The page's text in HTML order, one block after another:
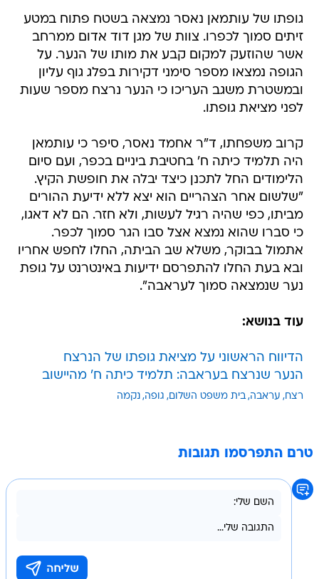
גופתו של עותמאן נאסר נמצאה בשטח פתוח במטע
זיתים סמוך לכפרו. צוות של מגן דוד אדום ממרחב
אשר שהוזעק למקום קבע את מותו של הנער. על
הגופה נמצאו מספר סימני דקירות בפלג גוף עליון
ובמשטרת משגב העריכו כי הנער נרצח מספר שעות
לפני מציאת גופתו.
קרוב משפחתו, ד"ר אחמד נאסר, סיפר כי עותמאן
היה תלמיד כיתה ח' בחטיבת ביניים בכפר, ועם סיום
הלימודים החל לתכנן כיצד יבלה את חופשת הקיץ.
"שלשום אחר הצהריים הוא יצא ללא ידיעת ההורים
מביתו, כפי שהיה רגיל לעשות, ולא חזר. הם לא דאגו,
כי סברו שהוא נמצא אצל סבו הגר סמוך לכפר.
אתמול בבוקר, משלא שב הביתה, החלו לחפש אחריו
ובא בעת החלו להתפרסם ידיעות באינטרנט על גופת
נער שנמצאה סמוך לעראבה".
עוד בנושא:
הדיווח הראשוני על מציאת גופתו של הנרצח
הנער שנרצח בעראבה: תלמיד כיתה ח' מהיישוב
רצח עראבה בית משפט השלום גופה נקמה
טרם התפרסמו תגובות